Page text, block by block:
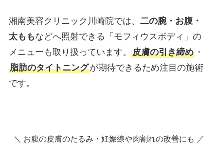
湘南美容クリニック川崎院では、 二の腕・お腹・
太ももなどへ照射できる「モフィウスボディ」の
メニューも取り扱っています。 皮膚の引き締め・
脂肪のタイトニングが期待できるため注目の施術
です。
＼ お腹の皮膚のたるみ・妊娠線や肉割れの改善にも ／